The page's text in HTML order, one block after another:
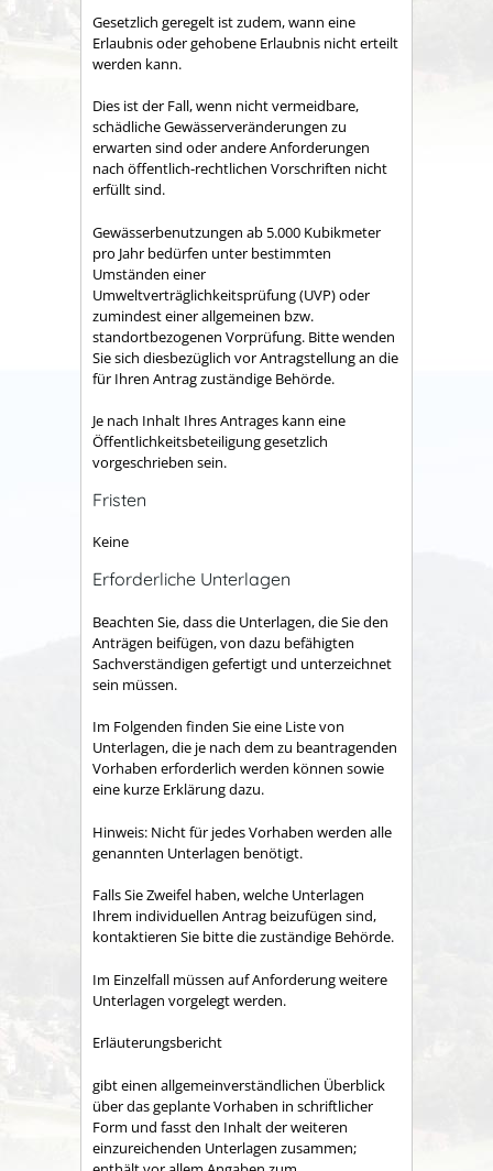
Gesetzlich geregelt ist zudem, wann eine
Erlaubnis oder gehobene Erlaubnis nicht erteilt
werden kann.
Dies ist der Fall, wenn nicht vermeidbare,
schädliche Gewässerveränderungen zu
erwarten sind oder andere Anforderungen
nach öffentlich-rechtlichen Vorschriften nicht
erfüllt sind.
Gewässerbenutzungen ab 5.000 Kubikmeter
pro Jahr bedürfen unter bestimmten
Umständen einer
Umweltverträglichkeitsprüfung (UVP) oder
zumindest einer allgemeinen bzw.
standortbezogenen Vorprüfung. Bitte wenden
Sie sich diesbezüglich vor Antragstellung an die
für Ihren Antrag zuständige Behörde.
Je nach Inhalt Ihres Antrages kann eine
Öffentlichkeitsbeteiligung gesetzlich
vorgeschrieben sein.
Fristen
Keine
Erforderliche Unterlagen
Beachten Sie, dass die Unterlagen, die Sie den
Anträgen beifügen, von dazu befähigten
Sachverständigen gefertigt und unterzeichnet
sein müssen.
Im Folgenden finden Sie eine Liste von
Unterlagen, die je nach dem zu beantragenden
Vorhaben erforderlich werden können sowie
eine kurze Erklärung dazu.
Hinweis: Nicht für jedes Vorhaben werden alle
genannten Unterlagen benötigt.
Falls Sie Zweifel haben, welche Unterlagen
Ihrem individuellen Antrag beizufügen sind,
kontaktieren Sie bitte die zuständige Behörde.
Im Einzelfall müssen auf Anforderung weitere
Unterlagen vorgelegt werden.
Erläuterungsbericht
gibt einen allgemeinverständlichen Überblick
über das geplante Vorhaben in schriftlicher
Form und fasst den Inhalt der weiteren
einzureichenden Unterlagen zusammen;